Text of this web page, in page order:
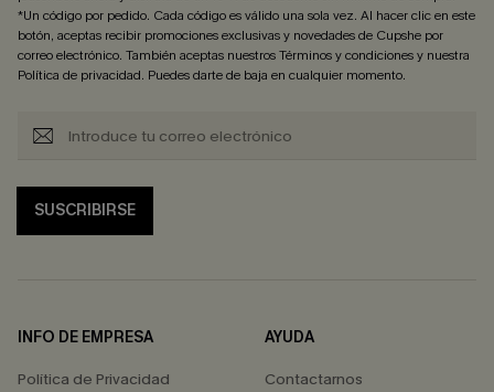
*Un código por pedido. Cada código es válido una sola vez. Al hacer clic en este
botón, aceptas recibir promociones exclusivas y novedades de Cupshe por
correo electrónico. También aceptas nuestrosTérminos y condicionesy nuestra
Política de privacidad. Puedes darte de baja en cualquier momento.
SUSCRIBIRSE
INFO DE EMPRESA
Política de Privacidad
AYUDA
Contactarnos